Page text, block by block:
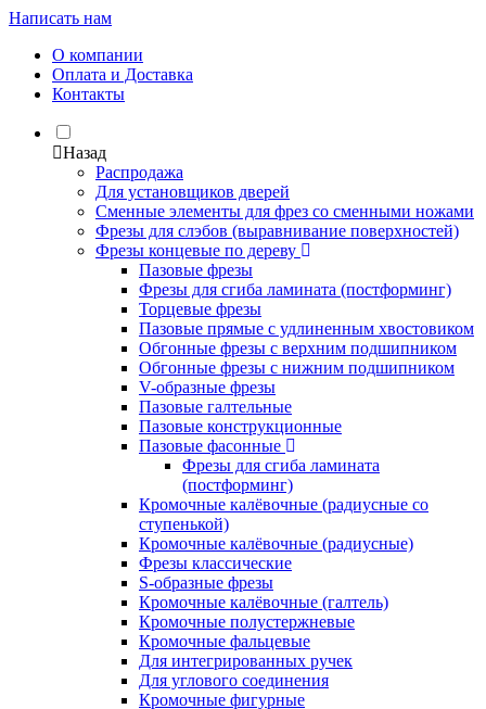
Написать нам
О компании
Оплата и Доставка
Контакты
Назад
Распродажа
Для установщиков дверей
Сменные элементы для фрез со сменными ножами
Фрезы для слэбов (выравнивание поверхностей)
Фрезы концевые по дереву
Пазовые фрезы
Фрезы для сгиба ламината (постформинг)
Торцевые фрезы
Пазовые прямые с удлиненным хвостовиком
Обгонные фрезы с верхним подшипником
Обгонные фрезы с нижним подшипником
V-образные фрезы
Пазовые галтельные
Пазовые конструкционные
Пазовые фасонные
Фрезы для сгиба ламината
(постформинг)
Кромочные калёвочные (радиусные со
ступенькой)
Кромочные калёвочные (радиусные)
Фрезы классические
S-образные фрезы
Кромочные калёвочные (галтель)
Кромочные полустержневые
Кромочные фальцевые
Для интегрированных ручек
Для углового соединения
Кромочные фигурные